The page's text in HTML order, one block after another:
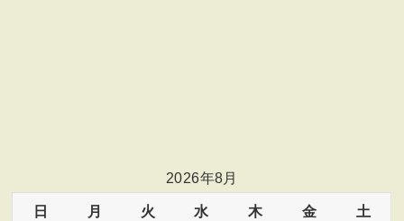
2026年8月
日 月 火 水 木 金 土